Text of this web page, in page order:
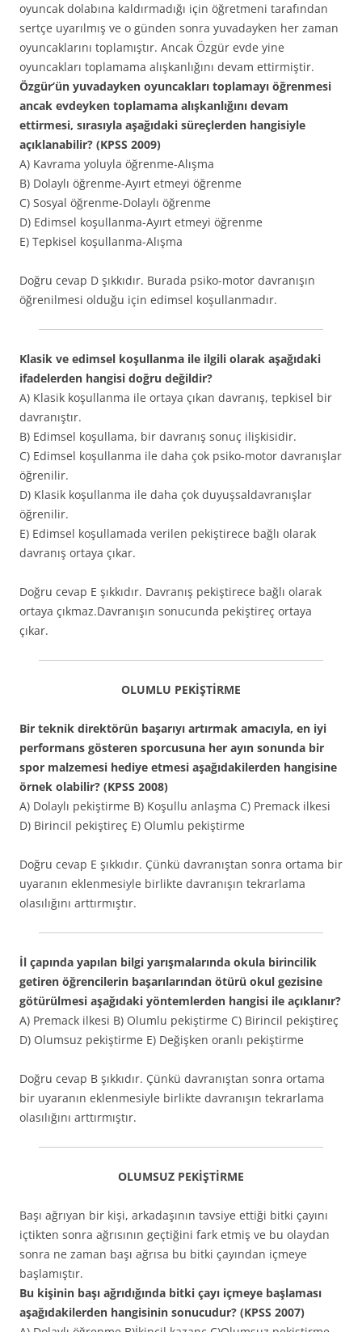
oyuncak dolabına kaldırmadığı için öğretmeni tarafından
sertçe uyarılmış ve o günden sonra yuvadayken her zaman
oyuncaklarını toplamıştır. Ancak Özgür evde yine
oyuncakları toplamama alışkanlığını devam ettirmiştir.
Özgür’ün yuvadayken oyuncakları toplamayı öğrenmesi
ancak evdeyken toplamama alışkanlığını devam
ettirmesi, sırasıyla aşağıdaki süreçlerden hangisiyle
açıklanabilir? (KPSS 2009)
A) Kavrama yoluyla öğrenme-Alışma
B) Dolaylı öğrenme-Ayırt etmeyi öğrenme
C) Sosyal öğrenme-Dolaylı öğrenme
D) Edimsel koşullanma-Ayırt etmeyi öğrenme
E) Tepkisel koşullanma-Alışma
Doğru cevap D şıkkıdır. Burada psiko-motor davranışın
öğrenilmesi olduğu için edimsel koşullanmadır.
Klasik ve edimsel koşullanma ile ilgili olarak aşağıdaki
ifadelerden hangisi doğru değildir?
A) Klasik koşullanma ile ortaya çıkan davranış, tepkisel bir
davranıştır.
B) Edimsel koşullama, bir davranış sonuç ilişkisidir.
C) Edimsel koşullanma ile daha çok psiko-motor davranışlar
öğrenilir.
D) Klasik koşullanma ile daha çok duyuşsaldavranışlar
öğrenilir.
E) Edimsel koşullamada verilen pekiştirece bağlı olarak
davranış ortaya çıkar.
Doğru cevap E şıkkıdır. Davranış pekiştirece bağlı olarak
ortaya çıkmaz.Davranışın sonucunda pekiştireç ortaya
çıkar.
OLUMLU PEKİŞTİRME
Bir teknik direktörün başarıyı artırmak amacıyla, en iyi
performans gösteren sporcusuna her ayın sonunda bir
spor malzemesi hediye etmesi aşağıdakilerden hangisine
örnek olabilir? (KPSS 2008)
A) Dolaylı pekiştirme B) Koşullu anlaşma C) Premack ilkesi
D) Birincil pekiştireç E) Olumlu pekiştirme
Doğru cevap E şıkkıdır. Çünkü davranıştan sonra ortama bir
uyaranın eklenmesiyle birlikte davranışın tekrarlama
olasılığını arttırmıştır.
İl çapında yapılan bilgi yarışmalarında okula birincilik
getiren öğrencilerin başarılarından ötürü okul gezisine
götürülmesi aşağıdaki yöntemlerden hangisi ile açıklanır?
A) Premack ilkesi B) Olumlu pekiştirme C) Birincil pekiştireç
D) Olumsuz pekiştirme E) Değişken oranlı pekiştirme
Doğru cevap B şıkkıdır. Çünkü davranıştan sonra ortama
bir uyaranın eklenmesiyle birlikte davranışın tekrarlama
olasılığını arttırmıştır.
OLUMSUZ PEKİŞTİRME
Başı ağrıyan bir kişi, arkadaşının tavsiye ettiği bitki çayını
içtikten sonra ağrısının geçtiğini fark etmiş ve bu olaydan
sonra ne zaman başı ağrısa bu bitki çayından içmeye
başlamıştır.
Bu kişinin başı ağrıdığında bitki çayı içmeye başlaması
aşağıdakilerden hangisinin sonucudur? (KPSS 2007)